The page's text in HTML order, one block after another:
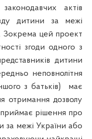
актів
дитини за межі
цей проект
згоди одного з
дитини
неповнолітня
з батьків)
має
отримання дозволу
рішення про
за межі України або